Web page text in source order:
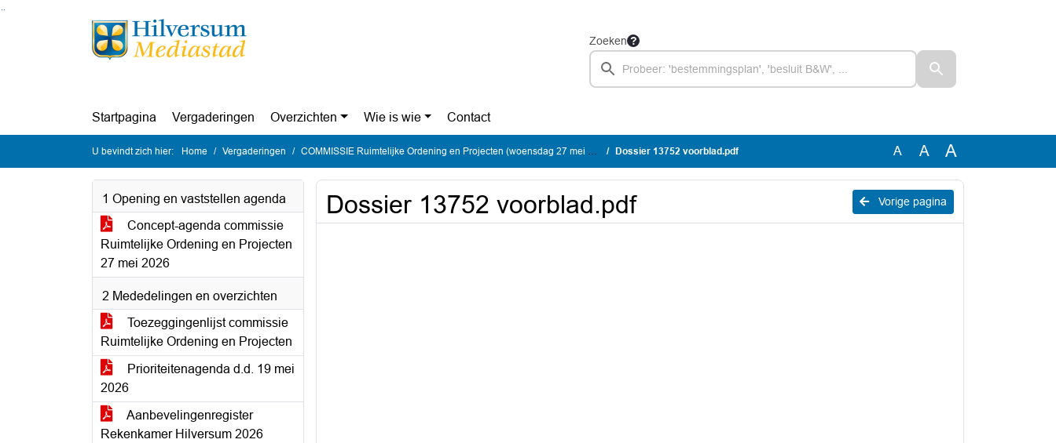
Ga naar de inhoud van deze pagina
Ga naar het zoeken
Ga naar het menu
Zoeken
Startpagina Vergaderingen Overzichten Wie is wie Contact
U bevindt zich hier: Home Vergaderingen COMMISSIE Ruimtelijke Ordening en Projecten (woensdag 27 mei 2026) Dossier 13752 voorblad.pdf A A A
1 Opening en vaststellen agenda
Concept-agenda commissie
Ruimtelijke Ordening en Projecten
27 mei 2026
2 Mededelingen en overzichten
Toezeggingenlijst commissie
Ruimtelijke Ordening en Projecten
Prioriteitenagenda d.d. 19 mei
2026
Aanbevelingenregister
Rekenkamer Hilversum 2026
Vorige pagina
Dossier 13752 voorblad.pdf